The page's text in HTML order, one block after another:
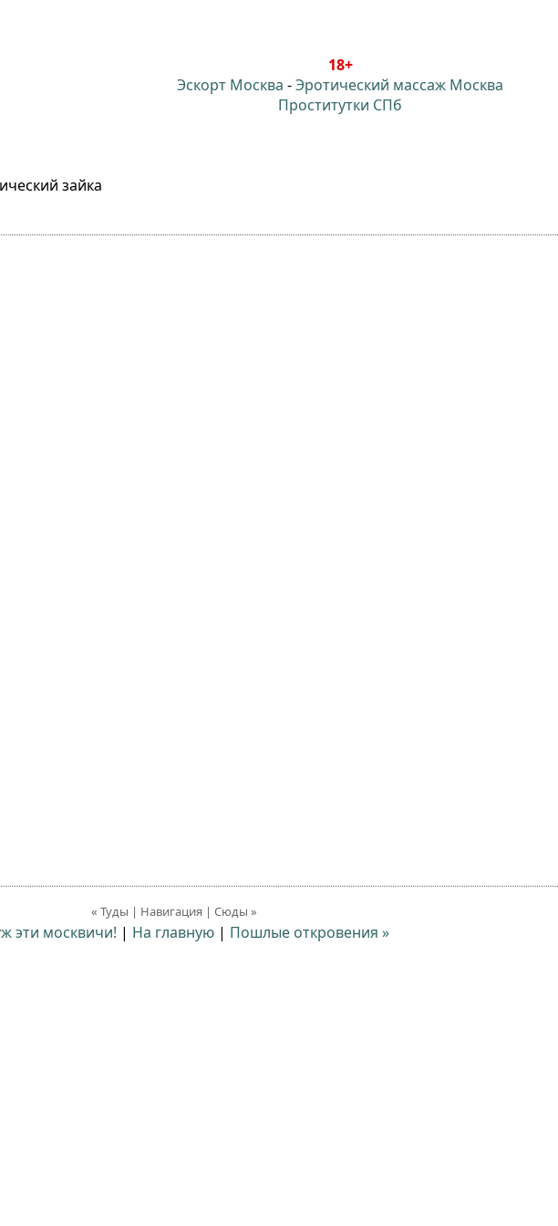
18+
Эскорт Москва -Эротический массаж Москва
Проститутки СПб
зайка
« Туды | Навигация | Сюды »
эти москвичи! | На главную| Пошлые откровения »